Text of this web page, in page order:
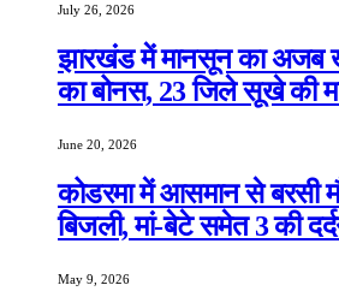
July 26, 2026
झारखंड में मानसून का अजब
का बोनस, 23 जिले सूखे की
June 20, 2026
कोडरमा में आसमान से बरसी
बिजली, मां-बेटे समेत 3 की
May 9, 2026